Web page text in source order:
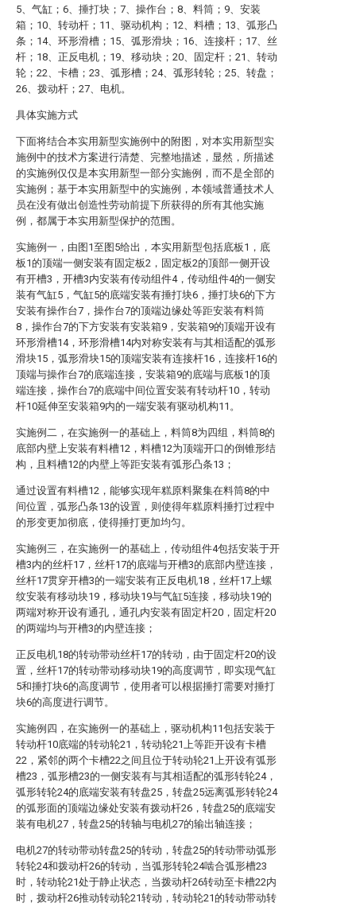
5、气缸；6、捶打块；7、操作台；8、料筒；9、安装
箱；10、转动杆；11、驱动机构；12、料槽；13、弧形凸
条；14、环形滑槽；15、弧形滑块；16、连接杆；17、丝
杆；18、正反电机；19、移动块；20、固定杆；21、转动
轮；22、卡槽；23、弧形槽；24、弧形转轮；25、转盘；
26、拨动杆；27、电机。
具体实施方式
下面将结合本实用新型实施例中的附图，对本实用新型实
施例中的技术方案进行清楚、完整地描述，显然，所描述
的实施例仅仅是本实用新型一部分实施例，而不是全部的
实施例；基于本实用新型中的实施例，本领域普通技术人
员在没有做出创造性劳动前提下所获得的所有其他实施
例，都属于本实用新型保护的范围。
实施例一，由图1至图5给出，本实用新型包括底板1，底
板1的顶端一侧安装有固定板2，固定板2的顶部一侧开设
有开槽3，开槽3内安装有传动组件4，传动组件4的一侧安
装有气缸5，气缸5的底端安装有捶打块6，捶打块6的下方
安装有操作台7，操作台7的顶端边缘处等距安装有料筒
8，操作台7的下方安装有安装箱9，安装箱9的顶端开设有
环形滑槽14，环形滑槽14内对称安装有与其相适配的弧形
滑块15，弧形滑块15的顶端安装有连接杆16，连接杆16的
顶端与操作台7的底端连接，安装箱9的底端与底板1的顶
端连接，操作台7的底端中间位置安装有转动杆10，转动
杆10延伸至安装箱9内的一端安装有驱动机构11。
实施例二，在实施例一的基础上，料筒8为四组，料筒8的
底部内壁上安装有料槽12，料槽12为顶端开口的倒锥形结
构，且料槽12的内壁上等距安装有弧形凸条13；
通过设置有料槽12，能够实现年糕原料聚集在料筒8的中
间位置，弧形凸条13的设置，则使得年糕原料捶打过程中
的形变更加彻底，使得捶打更加均匀。
实施例三，在实施例一的基础上，传动组件4包括安装于开
槽3内的丝杆17，丝杆17的底端与开槽3的底部内壁连接，
丝杆17贯穿开槽3的一端安装有正反电机18，丝杆17上螺
纹安装有移动块19，移动块19与气缸5连接，移动块19的
两端对称开设有通孔，通孔内安装有固定杆20，固定杆20
的两端均与开槽3的内壁连接；
正反电机18的转动带动丝杆17的转动，由于固定杆20的设
置，丝杆17的转动带动移动块19的高度调节，即实现气缸
5和捶打块6的高度调节，使用者可以根据捶打需要对捶打
块6的高度进行调节。
实施例四，在实施例一的基础上，驱动机构11包括安装于
转动杆10底端的转动轮21，转动轮21上等距开设有卡槽
22，紧邻的两个卡槽22之间且位于转动轮21上开设有弧形
槽23，弧形槽23的一侧安装有与其相适配的弧形转轮24，
弧形转轮24的底端安装有转盘25，转盘25远离弧形转轮24
的弧形面的顶端边缘处安装有拨动杆26，转盘25的底端安
装有电机27，转盘25的转轴与电机27的输出轴连接；
电机27的转动带动转盘25的转动，转盘25的转动带动弧形
转轮24和拨动杆26的转动，当弧形转轮24啮合弧形槽23
时，转动轮21处于静止状态，当拨动杆26转动至卡槽22内
时，拨动杆26推动转动轮21转动，转动轮21的转动带动转